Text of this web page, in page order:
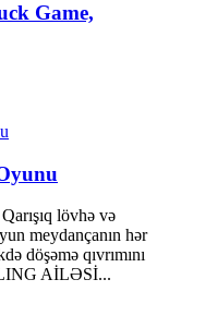
Game,
lövhə və
meydançanın hər
döşəmə qıvrımını
AİLƏSİ...